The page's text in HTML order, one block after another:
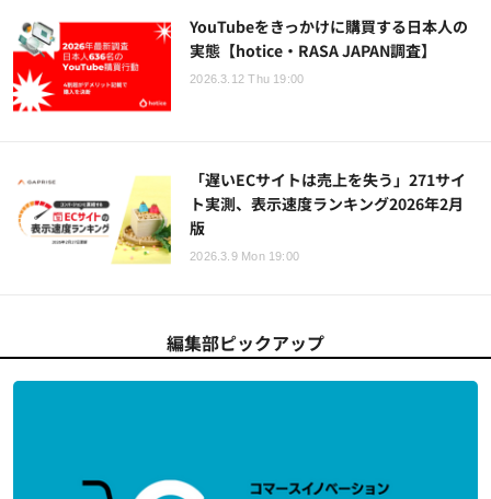
YouTubeをきっかけに購買する日本人の
実態【hotice・RASA JAPAN調査】
2026.3.12 Thu 19:00
「遅いECサイトは売上を失う」271サイ
ト実測、表示速度ランキング2026年2月
版
2026.3.9 Mon 19:00
編集部ピックアップ